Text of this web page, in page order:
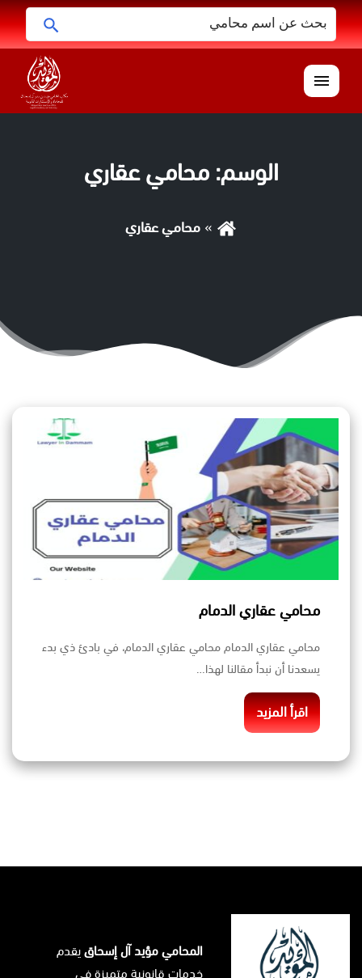
البحث
عن:
القائمة
الوسم:محامي عقاري
محامي عقاري
محامي عقاري الدمام
محامي عقاري الدمام محامي عقاري الدمام، في بادئ ذي بدء
يسعدنا أن نبدأ مقالنا لهذا…
اقرأ المزيد
المحامي مؤيد آل إسحاقيقدم
خدمات قانونية متميزة في